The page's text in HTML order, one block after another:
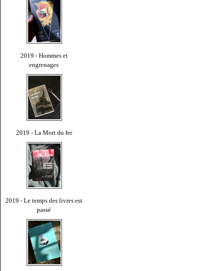
2019 - Hommes et
engrenages
2019 - La Mort du fer
2019 - Le temps des livres est
passé